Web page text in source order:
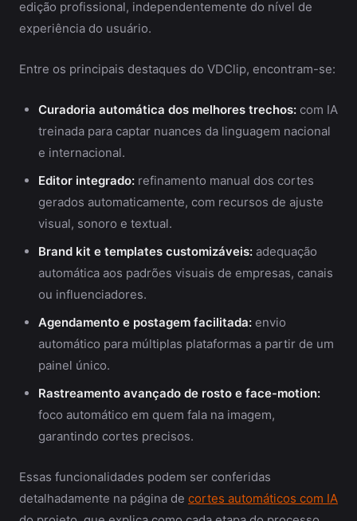
edição profissional, independentemente do nível de
experiência do usuário.
Entre os principais destaques do VDClip, encontram-se:
Curadoria automática dos melhores trechos: com IA
treinada para captar nuances da linguagem nacional
e internacional.
Editor integrado: refinamento manual dos cortes
gerados automaticamente, com recursos de ajuste
visual, sonoro e textual.
Brand kit e templates customizáveis: adequação
automática aos padrões visuais de empresas, canais
ou influenciadores.
Agendamento e postagem facilitada: envio
automático para múltiplas plataformas a partir de um
painel único.
Rastreamento avançado de rosto e face-motion:
foco automático em quem fala na imagem,
garantindo cortes precisos.
Essas funcionalidades podem ser conferidas
detalhadamente na página de cortes automáticos com IA